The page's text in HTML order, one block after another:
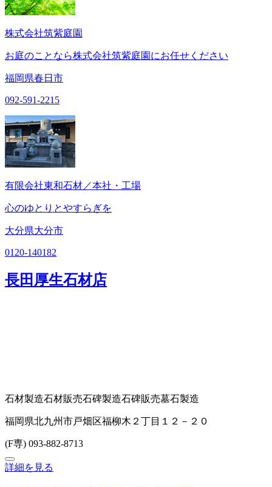
株式会社筑紫庭園
お庭のことなら株式会社筑紫庭園にお任せください
福岡県春日市
092-591-2215
有限会社東和石材／本社・工場
心のゆとりとやすらぎを
大分県大分市
0120-140182
長田厚生石材店
石材製造石材販売石碑製造石碑販売墓石製造
福岡県北九州市戸畑区福柳木２丁目１２－２０
(F専) 093-882-8713
詳細を見る